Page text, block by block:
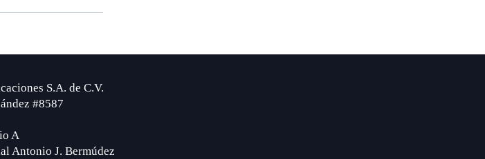
S.A. de C.V.
#8587
A
Antonio J. Bermúdez